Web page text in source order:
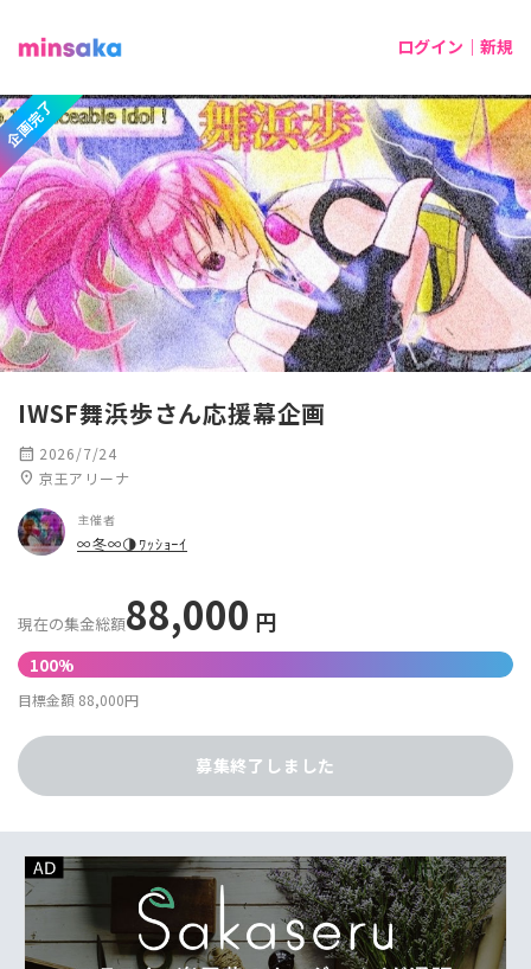
ログイン｜新規
企画完了
IWSF舞浜歩さん応援幕企画
calendar_month 2026/7/24
location_on 京王アリーナ
主催者
∞冬∞🌗ﾜｯｼｮｰｲ
現在の集金総額88,000 円
100%
目標金額 88,000円
募集終了しました